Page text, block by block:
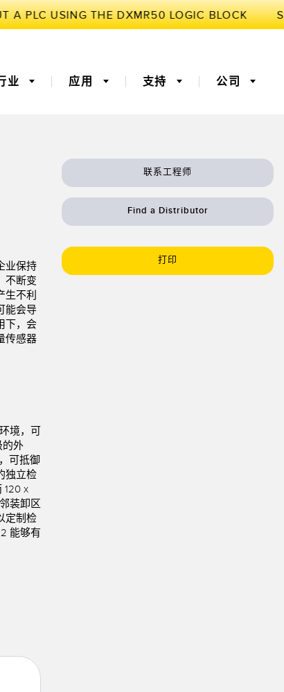
3D飞行时间
器
技术
业 应用
机器监控/设备综合效率
支持 公司
业保持
不断变
生不利
能会导
下，会
传感器
境，可
的外
可抵御
独立检
120 x
装卸区
定制检
能够有
联系工程师
Find a Distributor
打印